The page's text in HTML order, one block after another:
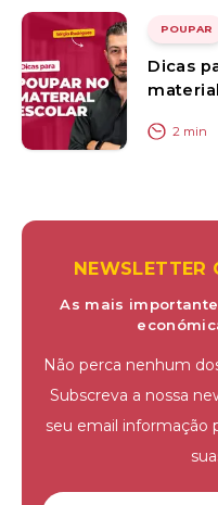
POUPAR
Dicas
2 min
NEWSLETTER
As mais
Não perca nenhum
Subscreva a nossa
seu email informação